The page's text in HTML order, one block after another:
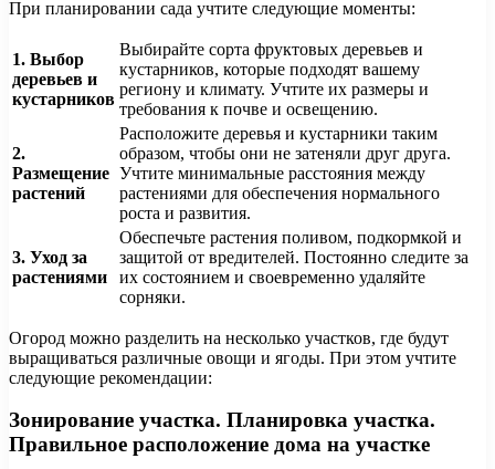
При планировании сада учтите следующие моменты:
1. Выбор
деревьев и
кустарников
Выбирайте сорта фруктовых деревьев и
кустарников, которые подходят вашему
региону и климату. Учтите их размеры и
требования к почве и освещению.
2.
Размещение
растений
Расположите деревья и кустарники таким
образом, чтобы они не затеняли друг друга.
Учтите минимальные расстояния между
растениями для обеспечения нормального
роста и развития.
3. Уход за
растениями
Обеспечьте растения поливом, подкормкой и
защитой от вредителей. Постоянно следите за
их состоянием и своевременно удаляйте
сорняки.
Огород можно разделить на несколько участков, где будут
выращиваться различные овощи и ягоды. При этом учтите
следующие рекомендации:
Зонирование участка. Планировка участка.
Правильное расположение дома на участке